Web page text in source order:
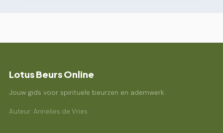
Lotus Beurs Online
Jouw gids voor spirituele beurzen en ademwerk.
Auteur: Annelies de Vries